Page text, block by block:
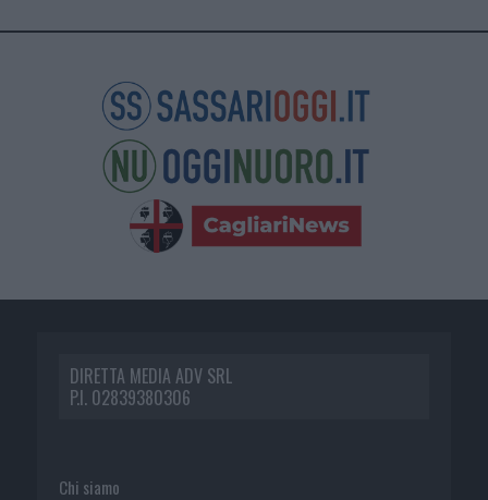
DIRETTA MEDIA ADV SRL
P.I. 02839380306
Chi siamo